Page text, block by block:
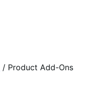
/ Product Add-Ons